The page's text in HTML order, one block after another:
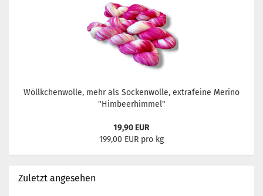
Wöllkchenwolle, mehr als Sockenwolle, extrafeine Merino
"Himbeerhimmel"
19,90 EUR
199,00 EUR pro kg
Zuletzt angesehen